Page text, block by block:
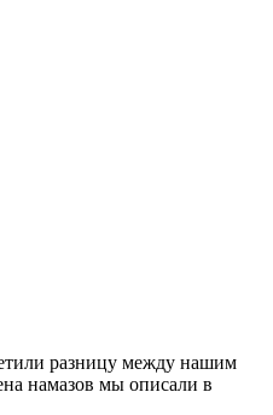
разницу между нашим
намазов мы описали в